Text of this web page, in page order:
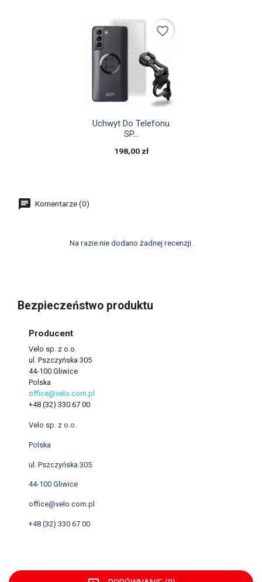
Szybki podgląd
Uchwyt Do Telefonu
SP...
198,00 zł
favorite_border
Komentarze (0)
Na razie nie dodano żadnej recenzji.
Bezpieczeństwo produktu
Producent
Velo sp. z o.o.
ul. Pszczyńska 305
44-100 Gliwice
Polska
office@velo.com.pl
+48 (32) 330 67 00
Velo sp. z o.o.
Polska
ul. Pszczyńska 305
44-100 Gliwice
office@velo.com.pl
+48 (32) 330 67 00